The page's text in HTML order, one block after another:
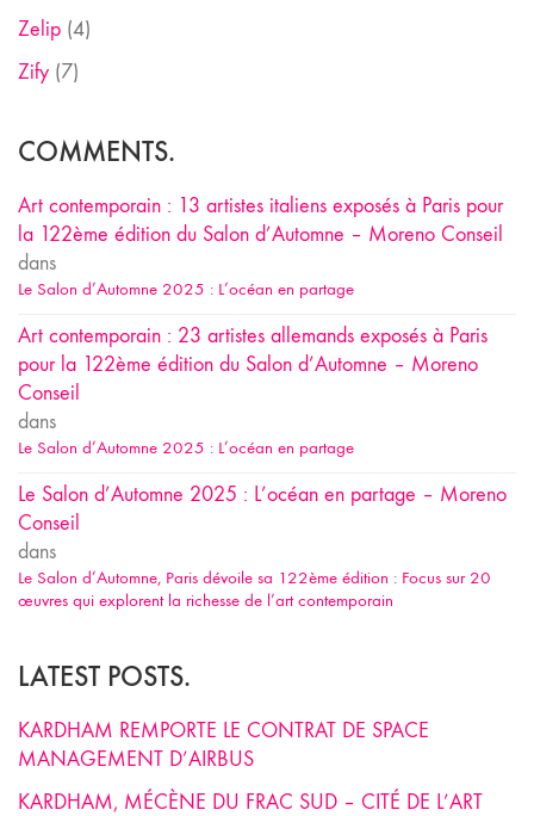
Zelip (4)
Zify (7)
COMMENTS.
Art contemporain : 13 artistes italiens exposés à Paris pour
la 122ème édition du Salon d’Automne – Moreno Conseil
dans
Le Salon d’Automne 2025 : L’océan en partage
Art contemporain : 23 artistes allemands exposés à Paris
pour la 122ème édition du Salon d’Automne – Moreno
Conseil
dans
Le Salon d’Automne 2025 : L’océan en partage
Le Salon d’Automne 2025 : L’océan en partage – Moreno
Conseil
dans
Le Salon d’Automne, Paris dévoile sa 122ème édition : Focus sur 20
œuvres qui explorent la richesse de l’art contemporain
LATEST POSTS.
KARDHAM REMPORTE LE CONTRAT DE SPACE
MANAGEMENT D’AIRBUS
KARDHAM, MÉCÈNE DU FRAC SUD – CITÉ DE L’ART